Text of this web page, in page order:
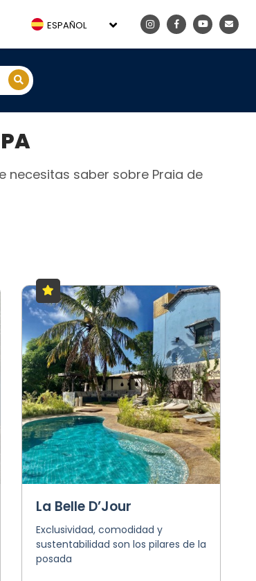
ESPAÑOL
necesitas saber sobre Praia de
La Belle D’Jour
Exclusividad, comodidad y
sustentabilidad son los pilares de la
posada